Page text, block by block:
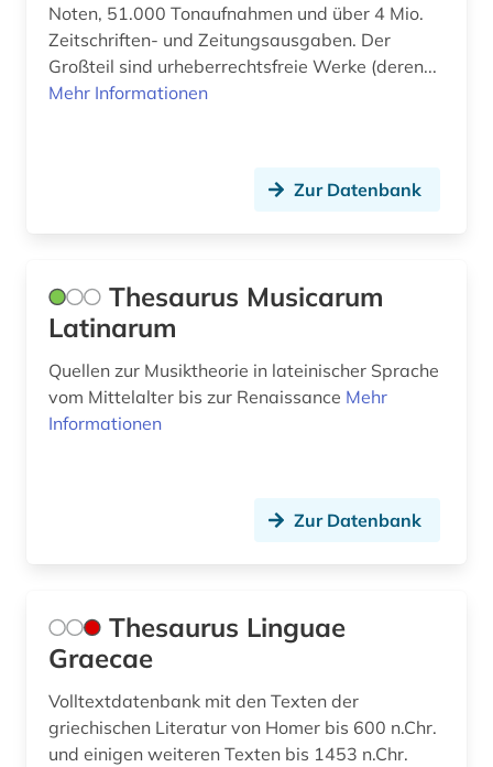
bach (2)
baden-württemberg (1)
baurecht (1)
bayern (1)
befestigung (1)
belgien (1)
besatzung (1)
bibel (2)
bibliografie (3)
Noten, 51.000 Tonaufnahmen und über 4 Mio.
Zeitschriften- und Zeitungsausgaben. Der
Großteil sind urheberrechtsfreie Werke (deren...
Mehr Informationen
Zur Datenbank
Thesaurus Musicarum
Latinarum
Quellen zur Musiktheorie in lateinischer Sprache
vom Mittelalter bis zur Renaissance Mehr
Informationen
Zur Datenbank
Thesaurus Linguae
Graecae
Volltextdatenbank mit den Texten der
griechischen Literatur von Homer bis 600 n.Chr.
und einigen weiteren Texten bis 1453 n.Chr.